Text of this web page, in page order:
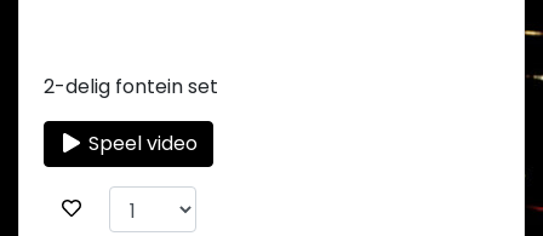
2-delig fontein set
Speel video